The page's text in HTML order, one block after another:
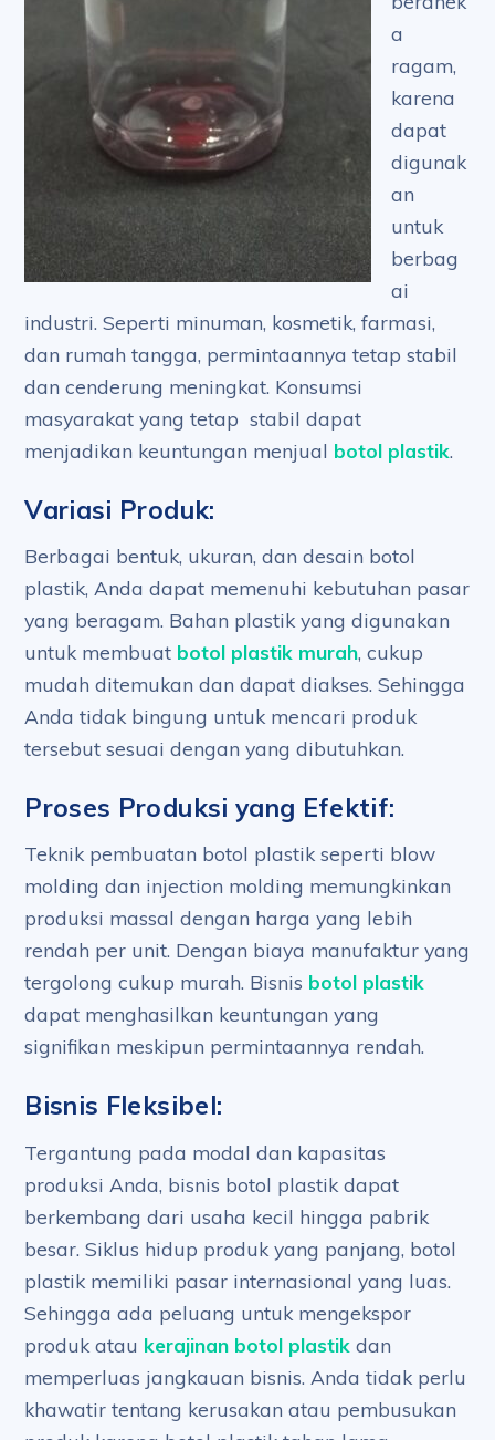
a
ragam,
karena
dapat
digunak
an
untuk
berbag
ai
industri. Seperti minuman, kosmetik, farmasi,
dan rumah tangga, permintaannya tetap stabil
dan cenderung meningkat. Konsumsi
masyarakat yang tetap stabil dapat
menjadikan keuntungan menjual botol plastik.
Variasi Produk:
Berbagai bentuk, ukuran, dan desain botol
plastik, Anda dapat memenuhi kebutuhan pasar
yang beragam. Bahan plastik yang digunakan
untuk membuat botol plastik murah, cukup
mudah ditemukan dan dapat diakses. Sehingga
Anda tidak bingung untuk mencari produk
tersebut sesuai dengan yang dibutuhkan.
Proses Produksi yang Efektif:
Teknik pembuatan botol plastik seperti blow
molding dan injection molding memungkinkan
produksi massal dengan harga yang lebih
rendah per unit. Dengan biaya manufaktur yang
tergolong cukup murah. Bisnis botol plastik
dapat menghasilkan keuntungan yang
signifikan meskipun permintaannya rendah.
Bisnis Fleksibel:
Tergantung pada modal dan kapasitas
produksi Anda, bisnis botol plastik dapat
berkembang dari usaha kecil hingga pabrik
besar. Siklus hidup produk yang panjang, botol
plastik memiliki pasar internasional yang luas.
Sehingga ada peluang untuk mengekspor
produk atau kerajinan botol plastik dan
memperluas jangkauan bisnis. Anda tidak perlu
khawatir tentang kerusakan atau pembusukan